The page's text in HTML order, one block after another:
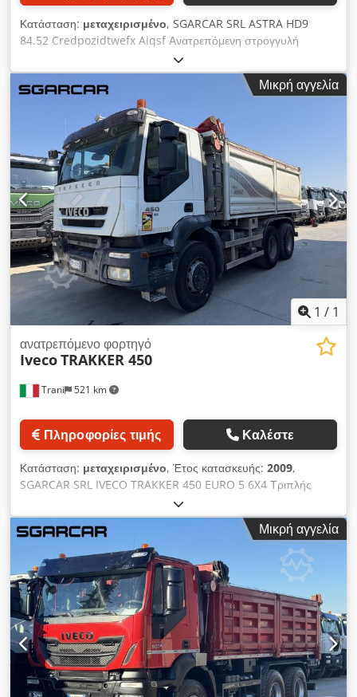
Κατάσταση: μεταχειρισμένο, SGARCAR SRL ASTRA HD9
84.52 Credpozidtwefx Aiqsf Ανατρεπόμενη στρογγυλή
καρότσα Andreoli Έτος 2013 – Χειροκίνητο κιβώτιο / με
intarder
Μικρή αγγελία
1 / 1
Trani 521 km
ανατρεπόμενο φορτηγό
IvecoTRAKKER 450
Πληροφορίες τιμής Καλέστε
Κατάσταση: μεταχειρισμένο, Έτος κατασκευής: 2009,
SGARCAR SRL IVECO TRAKKER 450 EURO 5 6X4 Τριπλής
ανατροπής καρότσα MANTELLA Cedpfx Aiozic Tvoqorf
400.000 χλμ.
Μικρή αγγελία